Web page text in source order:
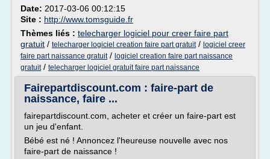
Date: 2017-03-06 00:12:15
Site : http://www.tomsguide.fr
Thèmes liés : telecharger logiciel pour creer faire part
gratuit / telecharger logiciel creation faire part gratuit/ logiciel creer
faire part naissance gratuit/ logiciel creation faire part naissance
gratuit/ telecharger logiciel gratuit faire part naissance
Fairepartdiscount.com : faire-part de
naissance, faire ...
fairepartdiscount.com, acheter et créer un faire-part est
un jeu d'enfant.
Bébé est né ! Annoncez l'heureuse nouvelle avec nos
faire-part de naissance !